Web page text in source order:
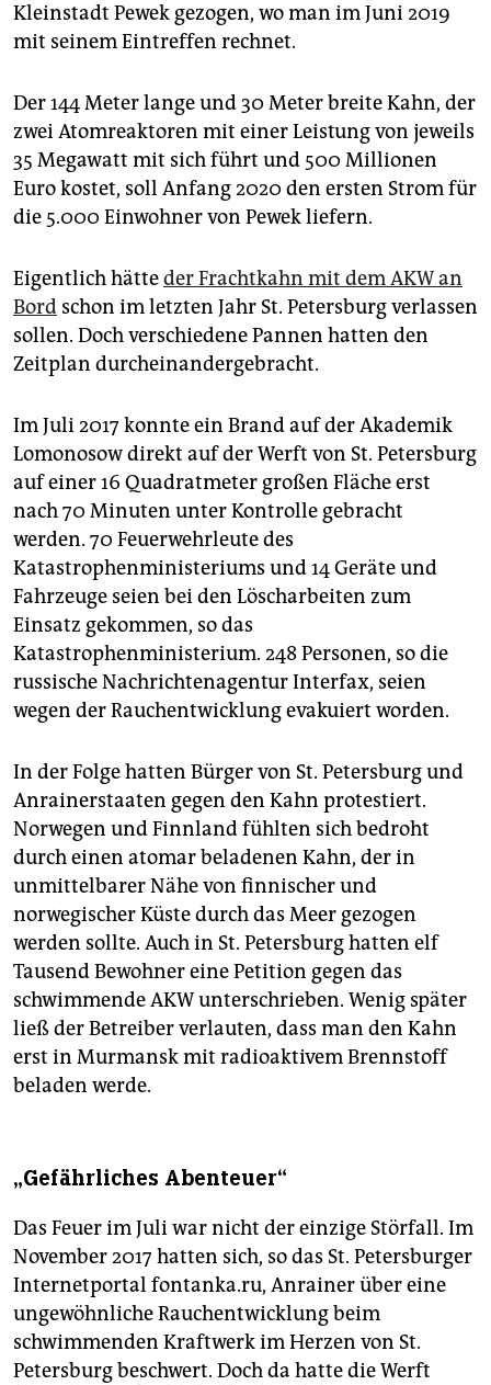
Kleinstadt Pewek gezogen, wo man im Juni 2019
mit seinem Eintreffen rechnet.
Der 144 Meter lange und 30 Meter breite Kahn, der
zwei Atomreaktoren mit einer Leistung von jeweils
35 Megawatt mit sich führt und 500 Millionen
Euro kostet, soll Anfang 2020 den ersten Strom für
die 5.000 Einwohner von Pewek liefern.
Eigentlich hätteder Frachtkahn mit dem AKW an
Bord schon im letzten Jahr St. Petersburg verlassen
sollen. Doch verschiedene Pannen hatten den
Zeitplan durcheinandergebracht.
Im Juli 2017 konnte ein Brand auf der Akademik
Lomonosow direkt auf der Werft von St. Petersburg
auf einer 16 Quadratmeter großen Fläche erst
nach 70 Minuten unter Kontrolle gebracht
werden. 70 Feuerwehrleute des
Katastrophenministeriums und 14 Geräte und
Fahrzeuge seien bei den Löscharbeiten zum
Einsatz gekommen, so das
Katastrophenministerium. 248 Personen, so die
russische Nachrichtenagentur Interfax, seien
wegen der Rauchentwicklung evakuiert worden.
In der Folge hatten Bürger von St. Petersburg und
Anrainerstaaten gegen den Kahn protestiert.
Norwegen und Finnland fühlten sich bedroht
durch einen atomar beladenen Kahn, der in
unmittelbarer Nähe von finnischer und
norwegischer Küste durch das Meer gezogen
werden sollte. Auch in St. Petersburg hatten elf
Tausend Bewohner eine Petition gegen das
schwimmende AKW unterschrieben. Wenig später
ließ der Betreiber verlauten, dass man den Kahn
erst in Murmansk mit radioaktivem Brennstoff
beladen werde.
„Gefährliches Abenteuer“
Das Feuer im Juli war nicht der einzige Störfall. Im
November 2017 hatten sich, so das St. Petersburger
Internetportal fontanka.ru, Anrainer über eine
ungewöhnliche Rauchentwicklung beim
schwimmenden Kraftwerk im Herzen von St.
Petersburg beschwert. Doch da hatte die Werft